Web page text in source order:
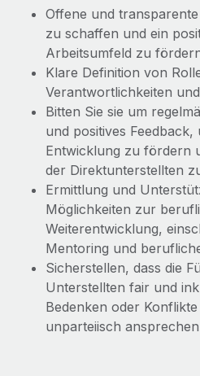
Offene und
zu schaffen und ein
Arbeitsumfeld zu
Klare Definition von
Verantwortlichkeiten
Bitten Sie sie um
und positives
Entwicklung zu fördern
der Direktunterstellten
Ermittlung und
Möglichkeiten zur
Weiterentwicklung,
Mentoring und
Sicherstellen, dass die
Unterstellten fair und
Bedenken oder
unparteiisch